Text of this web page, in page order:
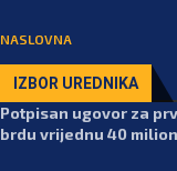
NASLOVNA
IZBOR UREDNIKA
Potpisan ugovor za
brdu vrijednu 40